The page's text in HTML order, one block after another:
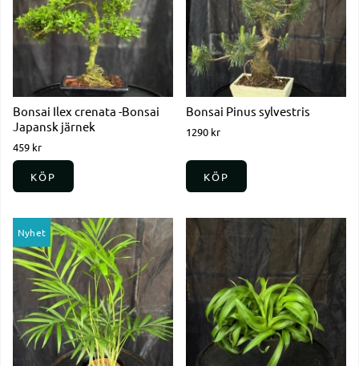
Bonsai Ilex crenata -Bonsai
Japansk järnek
459 kr
KÖP
Bonsai Pinus sylvestris
1290 kr
KÖP
Nyhet